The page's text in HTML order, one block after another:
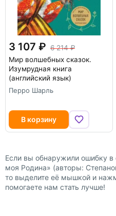
3 107
6 214
Мир волшебных сказок.
Изумрудная книга
(английский язык)
Перро Шарль
В корзину
Если вы обнаружили ошибку в
моя Родина» (авторы:
то выделите её мышкой и
помогаете нам стать лучше!